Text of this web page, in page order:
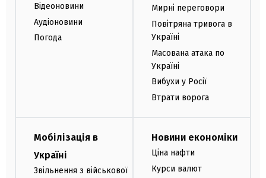
Відеоновини
Аудіоновини
Погода
Мирні переговори
Повітряна тривога в
Україні
Масована атака по
Україні
Вибухи у Росії
Втрати ворога
Мобілізація в
Україні
Звільнення з військової
Новини економіки
Ціна нафти
Курси валют